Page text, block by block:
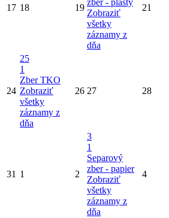
17 18 19
zber - plasty
Zobraziť
všetky
záznamy z
dňa
21
24
25
1
Zber TKO
Zobraziť
všetky
záznamy z
dňa
26 27 28
31 1 2
3
1
Separový
zber - papier
Zobraziť
všetky
záznamy z
dňa
4